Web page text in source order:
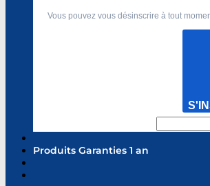
Vous pouvez vous désinscrire à tout
Produits Garanties 1 an